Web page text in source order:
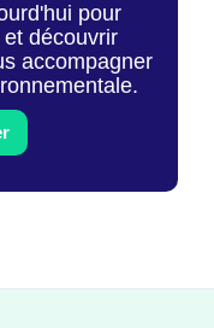
pour
découvrir
accompagner